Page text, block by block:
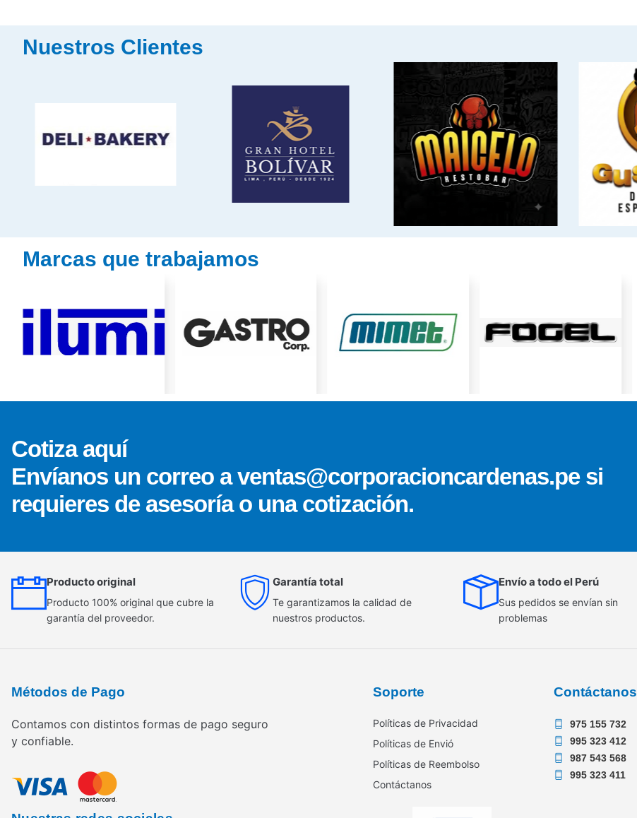
Nuestros Clientes
Marcas que trabajamos
Cotiza aquí
Envíanos un correo a ventas@corporacioncardenas.pe si
requieres de asesoría o una cotización.
Producto original
Producto 100% original que cubre la
garantía del proveedor.
Garantía total
Te garantizamos la calidad de
nuestros productos.
Envío a todo el Perú
Sus pedidos se envían sin
problemas
Métodos de Pago
Contamos con distintos formas de pago seguro
y confiable.
Soporte
Políticas de Privacidad
Políticas de Envió
Políticas de Reembolso
Contáctanos
Contáctanos
975 155 732
995 323 412
987 543 568
995 323 411